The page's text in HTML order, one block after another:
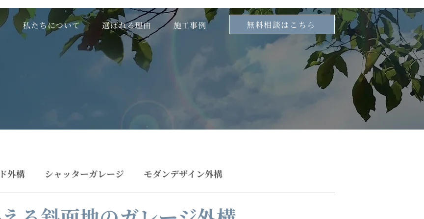
私たちについて 選ばれる理由 施工事例 無料相談はこちら
外構 シャッターガレージ モダンデザイン外構
・中庭外構 ライトアップ／照明外構 高低差・傾斜対応外構